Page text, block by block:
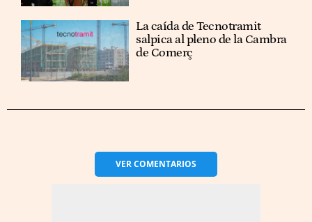
La caída de Tecnotramit
salpica al pleno de la Cambra
de Comerç
VERCOMENTARIOS